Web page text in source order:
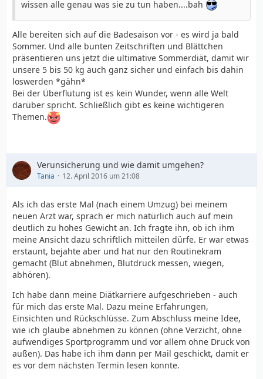
wissen alle genau was sie zu tun haben....bah
Alle bereiten sich auf die Badesaison vor - es wird ja bald
Sommer. Und alle bunten Zeitschriften und Blättchen
präsentieren uns jetzt die ultimative Sommerdiät, damit wir
unsere 5 bis 50 kg auch ganz sicher und einfach bis dahin
loswerden *gähn*
Bei der Überflutung ist es kein Wunder, wenn alle Welt
darüber spricht. Schließlich gibt es keine wichtigeren
Themen.
Verunsicherung und wie damit umgehen?
Tania 12. April 2016 um 21:08
Als ich das erste Mal (nach einem Umzug) bei meinem
neuen Arzt war, sprach er mich natürlich auch auf mein
deutlich zu hohes Gewicht an. Ich fragte ihn, ob ich ihm
meine Ansicht dazu schriftlich mitteilen dürfe. Er war etwas
erstaunt, bejahte aber und hat nur den Routinekram
gemacht (Blut abnehmen, Blutdruck messen, wiegen,
abhören).
Ich habe dann meine Diätkarriere aufgeschrieben - auch
für mich das erste Mal. Dazu meine Erfahrungen,
Einsichten und Rückschlüsse. Zum Abschluss meine Idee,
wie ich glaube abnehmen zu können (ohne Verzicht, ohne
aufwendiges Sportprogramm und vor allem ohne Druck von
außen). Das habe ich ihm dann per Mail geschickt, damit er
es vor dem nächsten Termin lesen konnte.